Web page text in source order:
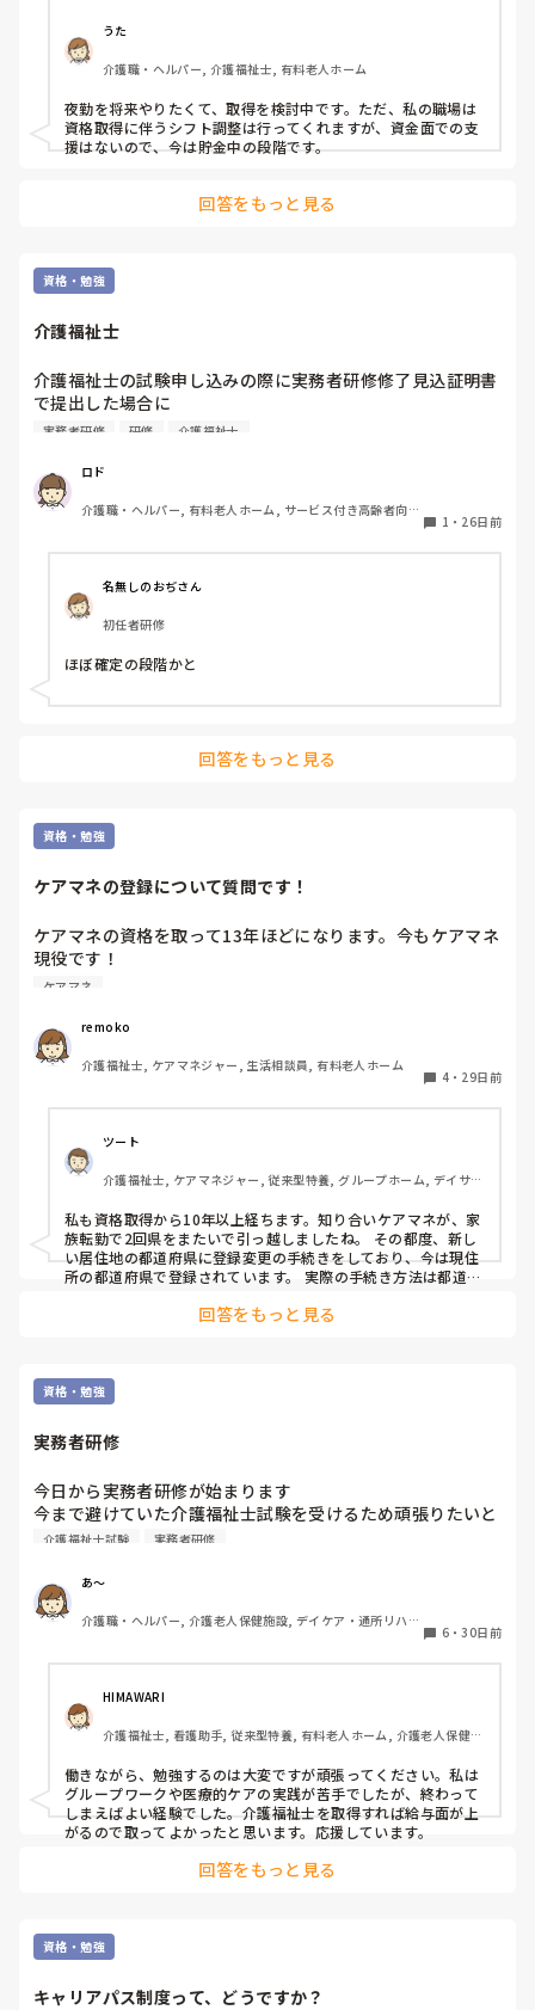
うた
介護職・ヘルパー, 介護福祉士, 有料老人ホーム
夜勤を将来やりたくて、取得を検討中です。ただ、私の職場は
資格取得に伴うシフト調整は行ってくれますが、資金面での支
援はないので、今は貯金中の段階です。
回答をもっと見る
資格・勉強
介護福祉士
介護福祉士の試験申し込みの際に実務者研修修了見込証明書
で提出した場合に
実務者研修修了証はどのタイミングで提出するのですか？
実務者研修 研修 介護福祉士
ロド
介護職・ヘルパー, 有料老人ホーム, サービス付き高齢者向け
1 ・ 26日前
名無しのおぢさん
初任者研修
ほぼ確定の段階かと
回答をもっと見る
資格・勉強
ケアマネの登録について質問です！
ケアマネの資格を取って13年ほどになります。今もケアマネ
現役です！
旦那の転勤についていき、その先々でケアマネをしているの
資格を取ったところと今のお住まいが異なる方、登録地は変
更していますか？
ケアマネ
remoko
介護福祉士, ケアマネジャー, 生活相談員, 有料老人ホーム
4・ 29日前
ツート
介護福祉士, ケアマネジャー, 従来型特養, グループホーム, デイサー
私も資格取得から10年以上経ちます。知り合いケアマネが、家
族転勤で2回県をまたいで引っ越しましたね。 その都度、新し
い居住地の都道府県に登録変更の手続きをしており、今は現住
所の都道府県で登録されています。 実際の手続き方法は都道府
電話してと伝えました。必要書類や送り先を確認してから手続
するようにと…　 お住まいの都道府県の介護支援専門員の担当
課に相談すると、変更届の書き方や必要書類を教えてもらえま
回答をもっと見る
資格・勉強
実務者研修
今日から実務者研修が始まります
今まで避けていた介護福祉士試験を受けるため頑張りたいと
おもいます
介護福祉士試験 実務者研修
あ～
介護職・ヘルパー, 介護老人保健施設, デイケア・通所リハ,
6・30日前
HIMAWARI
介護福祉士, 看護助手, 従来型特養, 有料老人ホーム, 介護老人保健施
院, 初任者研修, 実務者研修, ユニット型特養, 小規模多機能型居宅介
護
働きながら、勉強するのは大変ですが頑張ってください。私は
グループワークや医療的ケアの実践が苦手でしたが、終わって
しまえばよい経験でした。介護福祉士を取得すれば給与面が上
がるので取ってよかったと思います。応援しています。
回答をもっと見る
資格・勉強
キャリアパス制度って、どうですか？